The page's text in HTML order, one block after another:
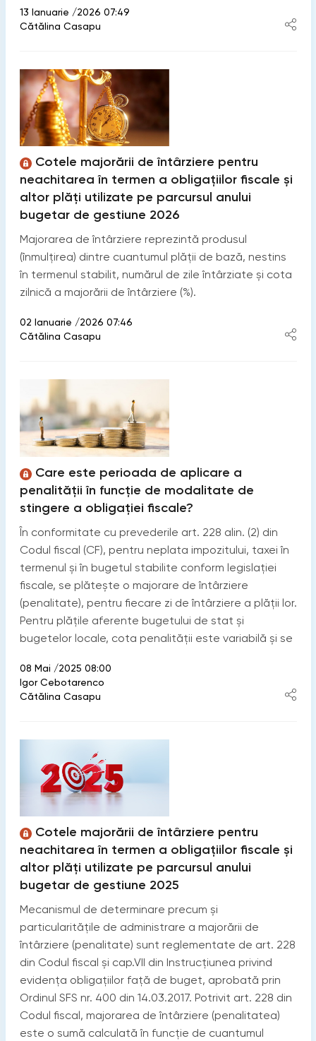
13 Ianuarie /2026 07:49
Cătălina Casapu
Cotele majorării de întârziere pentru
neachitarea în termen a obligațiilor fiscale și
altor plăți utilizate pe parcursul anului
bugetar de gestiune 2026
Majorarea de întârziere reprezintă produsul
(înmulțirea) dintre cuantumul plății de bază, nestins
în termenul stabilit, numărul de zile întârziate și cota
zilnică a majorării de întârziere (%).
02 Ianuarie /2026 07:46
Cătălina Casapu
Care este perioada de aplicare a
penalității în funcție de modalitate de
stingere a obligației fiscale?
În conformitate cu prevederile art. 228 alin. (2) din
Codul fiscal (CF), pentru neplata impozitului, taxei în
termenul şi în bugetul stabilite conform legislației
fiscale, se plătește o majorare de întârziere
(penalitate), pentru fiecare zi de întârziere a plății lor.
Pentru plățile aferente bugetului de stat și
bugetelor locale, cota penalității este variabilă și se
08 Mai /2025 08:00
Igor Cebotarenco
Cătălina Casapu
Cotele majorării de întârziere pentru
neachitarea în termen a obligațiilor fiscale și
altor plăți utilizate pe parcursul anului
bugetar de gestiune 2025
Mecanismul de determinare precum și
particularitățile de administrare a majorării de
întârziere (penalitate) sunt reglementate de art. 228
din Codul fiscal și cap.VII din Instrucțiunea privind
evidența obligațiilor față de buget, aprobată prin
Ordinul SFS nr. 400 din 14.03.2017. Potrivit art. 228 din
Codul fiscal, majorarea de întârziere (penalitatea)
este o sumă calculată în funcţie de cuantumul